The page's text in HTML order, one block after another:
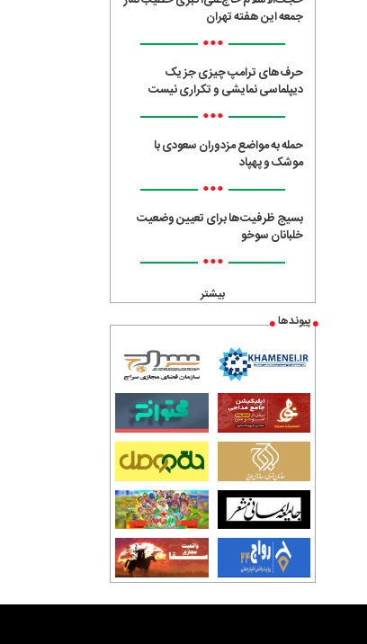
جمعه این هفته تهران
•••
حرف‌های ترامپ چیزی جز یک
دیپلماسی نمایشی و تکراری نیست
•••
حمله به مواضع مزدوران سعودی با
موشک و پهپاد
•••
بسیج ظرفیت‌ها برای تعیین وضعیت
خلبانان سوخو
•••
بیشتر
پیوندها